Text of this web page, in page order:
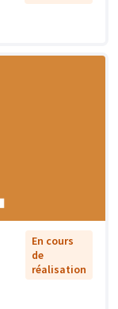
En cours
de
réalisation